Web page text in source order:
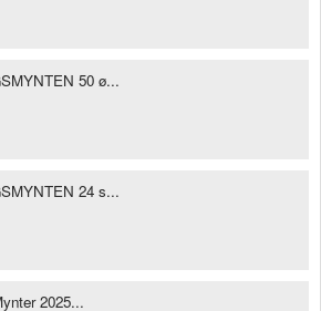
50 ø...
24 s...
2025...